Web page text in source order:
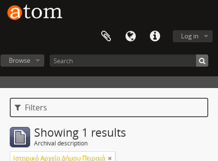
Log in
Browse
Filters
Showing 1 results
Archival description
Ιστορικό Αρχείο Δήμου Πειραιά